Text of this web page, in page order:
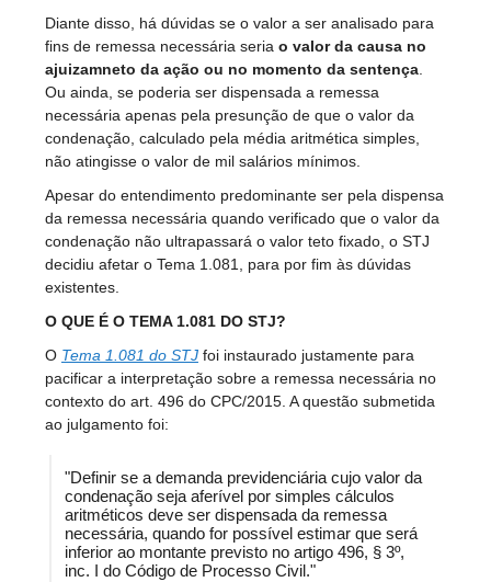
Diante disso, há dúvidas se o valor a ser analisado para
fins de remessa necessária seria o valor da causa no
ajuizamneto da ação ou no momento da sentença.
Ou ainda, se poderia ser dispensada a remessa
necessária apenas pela presunção de que o valor da
condenação, calculado pela média aritmética simples,
não atingisse o valor de mil salários mínimos.
Apesar do entendimento predominante ser pela dispensa
da remessa necessária quando verificado que o valor da
condenação não ultrapassará o valor teto fixado, o STJ
decidiu afetar o Tema 1.081, para por fim às dúvidas
existentes.
O QUE É O TEMA 1.081 DO STJ?
O Tema 1.081 do STJ foi instaurado justamente para
pacificar a interpretação sobre a remessa necessária no
contexto do art. 496 do CPC/2015. A questão submetida
ao julgamento foi:
"Definir se a demanda previdenciária cujo valor da
condenação seja aferível por simples cálculos
aritméticos deve ser dispensada da remessa
necessária, quando for possível estimar que será
inferior ao montante previsto no artigo 496, § 3º,
inc. I do Código de Processo Civil."